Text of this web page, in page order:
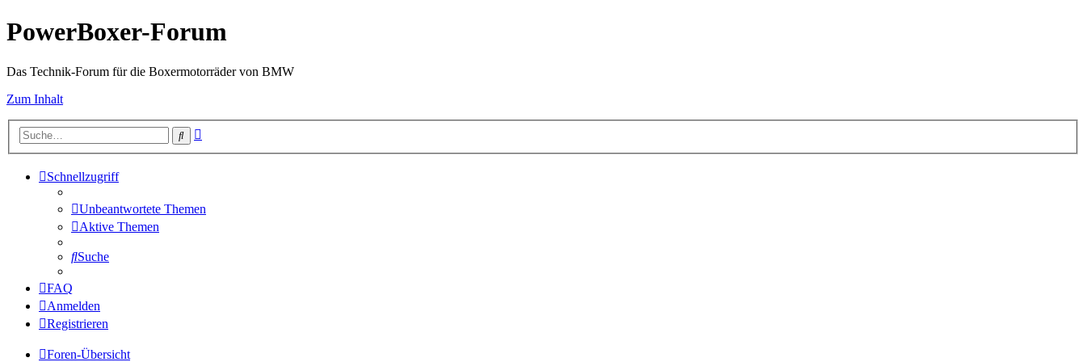
PowerBoxer-Forum
Das Technik-Forum für die Boxermotorräder von BMW
Zum Inhalt
Suche
Schnellzugriff
Unbeantwortete Themen
Aktive Themen
Suche
FAQ
Anmelden
Registrieren
Foren-Übersicht